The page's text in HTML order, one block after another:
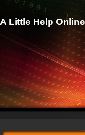
A Little Help Online